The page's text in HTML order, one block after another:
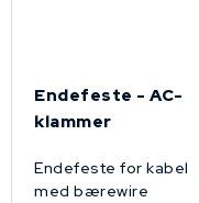
Endefeste - AC-
klammer
Endefeste for kabel
med bærewire